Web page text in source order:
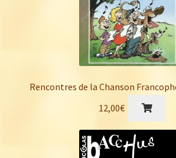
Rencontres de la Chanson
12,00€